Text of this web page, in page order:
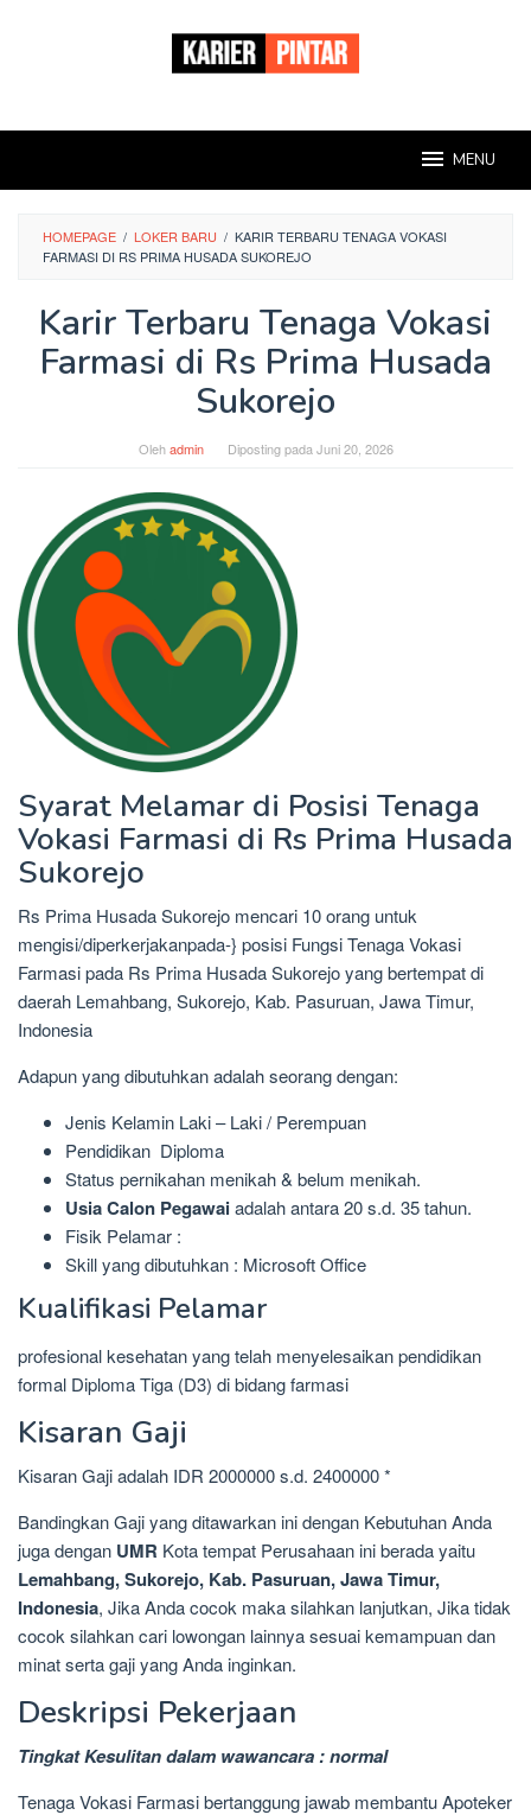
MENU
HOMEPAGE / LOKER BARU / KARIR TERBARU TENAGA VOKASI
FARMASI DI RS PRIMA HUSADA SUKOREJO
Karir Terbaru Tenaga Vokasi
Farmasi di Rs Prima Husada
Sukorejo
Olehadmin Diposting pada Juni 20, 2026
Syarat Melamar di Posisi Tenaga
Vokasi Farmasi di Rs Prima Husada
Sukorejo
Rs Prima Husada Sukorejo mencari 10 orang untuk
mengisi/diperkerjakanpada-} posisi Fungsi Tenaga Vokasi
Farmasi pada Rs Prima Husada Sukorejo yang bertempat di
daerah Lemahbang, Sukorejo, Kab. Pasuruan, Jawa Timur,
Indonesia
Adapun yang dibutuhkan adalah seorang dengan:
Jenis Kelamin Laki – Laki / Perempuan
Pendidikan Diploma
Status pernikahan menikah & belum menikah.
Usia Calon Pegawaiadalah antara 20 s.d. 35 tahun.
Fisik Pelamar :
Skill yang dibutuhkan : Microsoft Office
Kualifikasi Pelamar
profesional kesehatan yang telah menyelesaikan pendidikan
formal Diploma Tiga (D3) di bidang farmasi
Kisaran Gaji
Kisaran Gaji adalah IDR 2000000 s.d. 2400000 *
Bandingkan Gaji yang ditawarkan ini dengan Kebutuhan Anda
juga dengan UMR Kota tempat Perusahaan ini berada yaitu
Lemahbang, Sukorejo, Kab. Pasuruan, Jawa Timur,
Indonesia, Jika Anda cocok maka silahkan lanjutkan, Jika tidak
cocok silahkan cari lowongan lainnya sesuai kemampuan dan
minat serta gaji yang Anda inginkan.
Deskripsi Pekerjaan
Tingkat Kesulitan dalam wawancara : normal
Tenaga Vokasi Farmasi bertanggung jawab membantu Apoteker